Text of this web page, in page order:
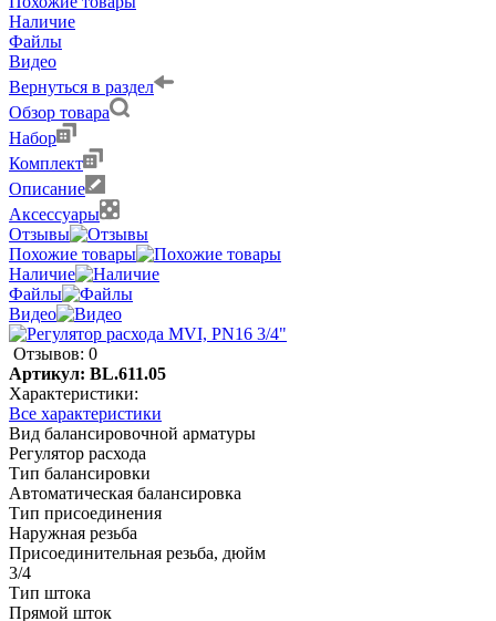
Наличие
Файлы
Видео
Вернуться в раздел
Обзор товара
Набор
Комплект
Описание
Аксессуары
Отзывы
Похожие товары
Наличие
Файлы
Видео
Отзывов: 0
Артикул: BL.611.05
Характеристики:
Все характеристики
Вид балансировочной арматуры
Регулятор расхода
Тип балансировки
Автоматическая балансировка
Тип присоединения
Наружная резьба
Присоединительная резьба, дюйм
3/4
Тип штока
Прямой шток